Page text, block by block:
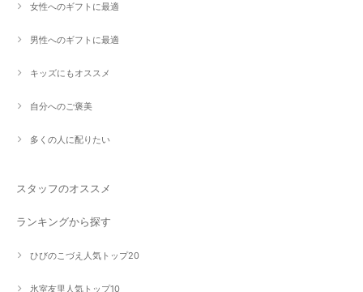
女性へのギフトに最適
男性へのギフトに最適
キッズにもオススメ
自分へのご褒美
多くの人に配りたい
スタッフのオススメ
ランキングから探す
ひびのこづえ人気トップ20
氷室友里人気トップ10